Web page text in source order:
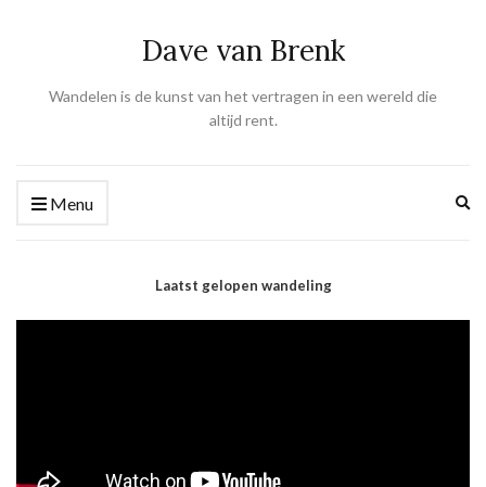
Dave van Brenk
Wandelen is de kunst van het vertragen in een wereld die
altijd rent.
Menu
Laatst gelopen wandeling